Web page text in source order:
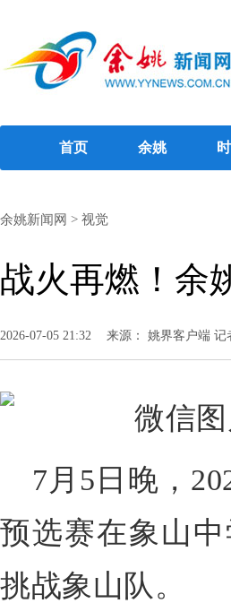
首页 余姚
余姚新闻网 > 视觉
战火再燃！余
2026-07-05 21:32 来源： 姚界客户端 记
7月5日晚，
预选赛在象山
挑战象山队。